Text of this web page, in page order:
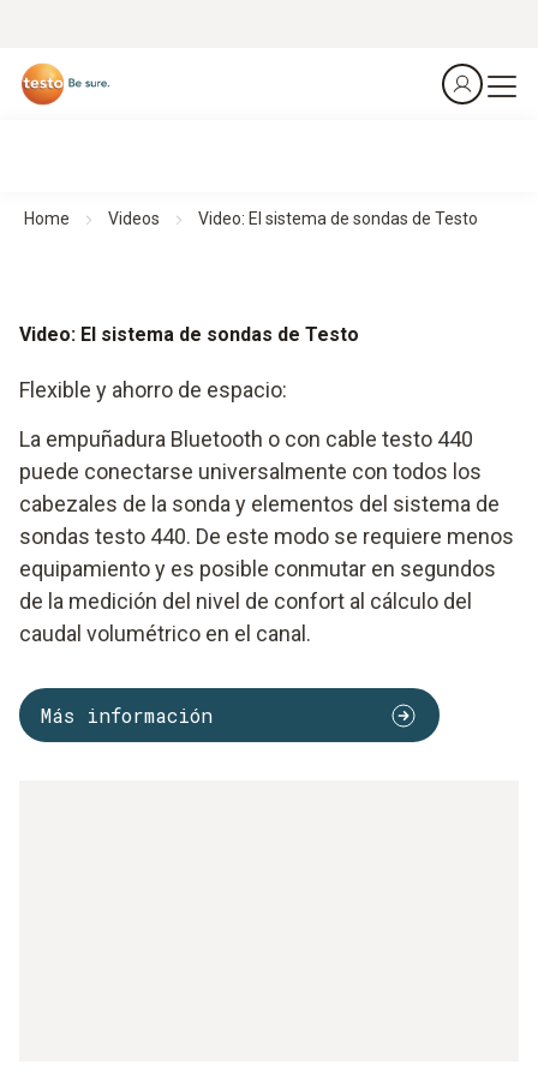
Home Videos Video: El sistema de sondas de Testo
Video: El sistema de sondas de Testo
Flexible y ahorro de espacio:
La empuñadura Bluetooth o con cable testo 440
puede conectarse universalmente con todos los
cabezales de la sonda y elementos del sistema de
sondas testo 440. De este modo se requiere menos
equipamiento y es posible conmutar en segundos
de la medición del nivel de confort al cálculo del
caudal volumétrico en el canal.
Más información